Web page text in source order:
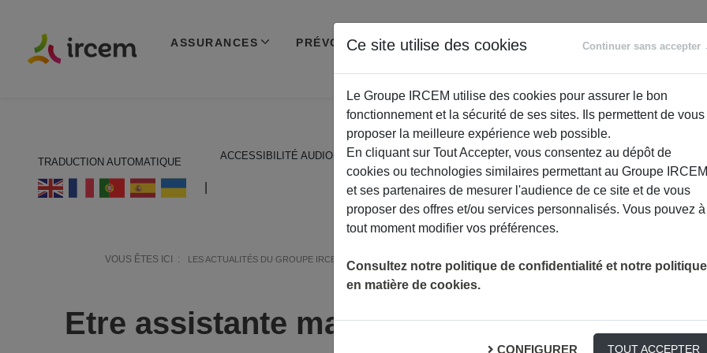
ASSURANCES PRÉVOYANCE RETRAITE
ACCOMPAGNEMENT
TRADUCTION AUTOMATIQUE
ACCESSIBILITÉ AUDIO
VOUS ÊTES ICI : LES ACTUALITÉS DU GROUPE IRCEM TÉMOIGNAGE ETRE ASSISTANTE MATERNELLE, C’EST DU BOULOT !
Etre assistante maternelle, c’est du boulot
Ce site utilise des cookies Continuer sans accepter
Le Groupe IRCEM utilise des cookies pour assurer le bon
fonctionnement et la sécurité de ses sites. Ils permettent de vous
proposer la meilleure expérience web possible.
En cliquant sur Tout Accepter, vous consentez au dépôt de
cookies ou technologies similaires permettant au Groupe IRCEM
et ses partenaires de mesurer l'audience de ce site et de vous
proposer des offres et/ou services personnalisés. Vous pouvez à
tout moment modifier vos préférences.
Consultez notre politique de confidentialité et notre politique
en matière de cookies.
CONFIGURER TOUT ACCEPTER